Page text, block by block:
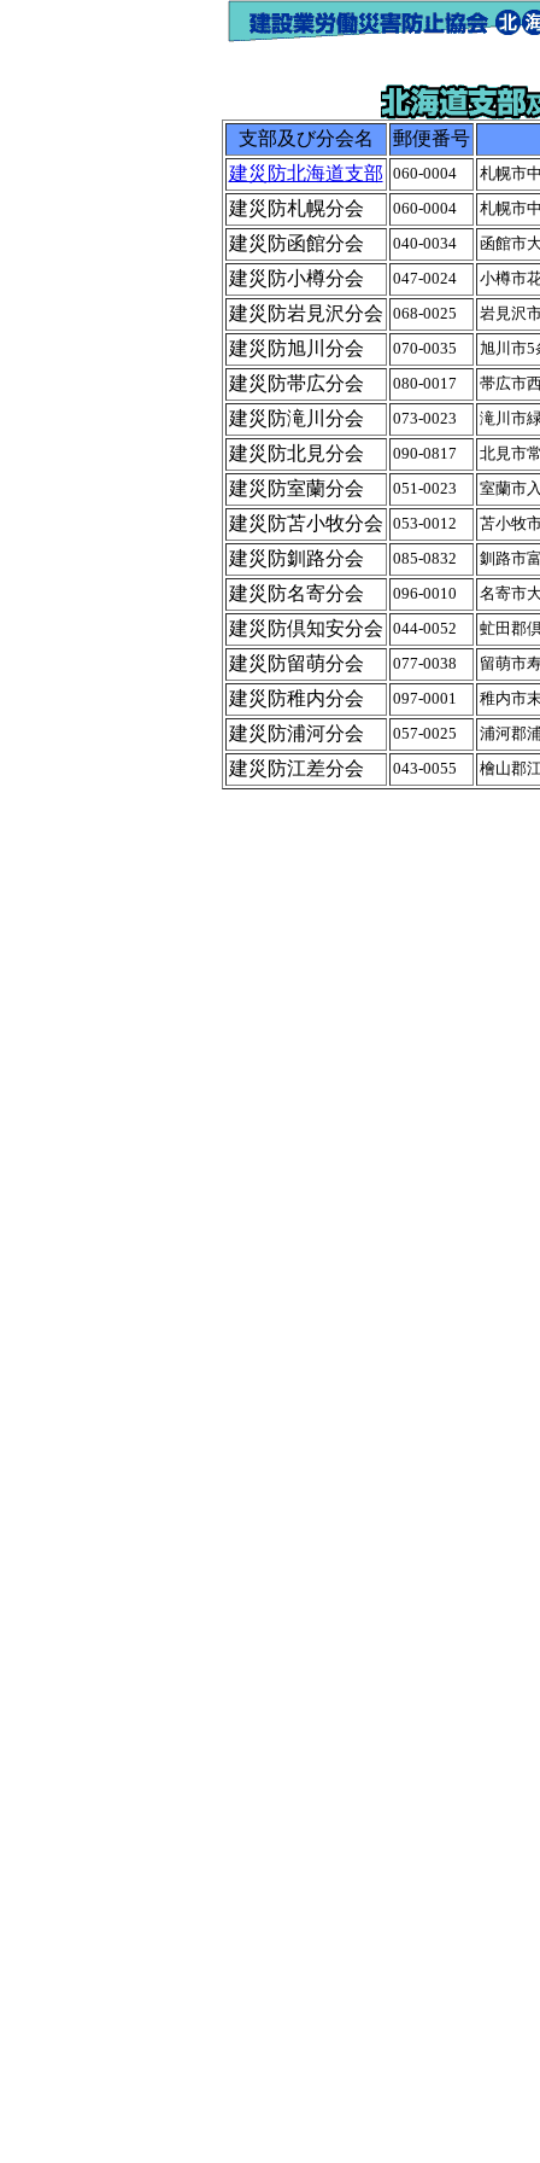
支部及び分会名
郵便番号
建災防北海道支部 060-0004 札幌市
建災防札幌分会 060-0004 札幌市
建災防函館分会 040-0034 函館市
建災防小樽分会 047-0024 小樽市
建災防岩見沢分会 068-0025 岩見沢
建災防旭川分会 070-0035 旭川市
建災防帯広分会 080-0017 帯広市
建災防滝川分会 073-0023 滝川市
建災防北見分会 090-0817 北見市
建災防室蘭分会 051-0023 室蘭市
建災防苫小牧分会 053-0012 苫小牧
建災防釧路分会 085-0832 釧路市
建災防名寄分会 096-0010 名寄市
建災防倶知安分会 044-0052 虻田郡
建災防留萌分会 077-0038 留萌市
建災防稚内分会 097-0001 稚内市
建災防浦河分会 057-0025 浦河郡
建災防江差分会 043-0055 檜山郡